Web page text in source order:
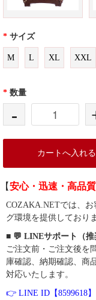
* サイズ
M L XL XXL
* 数量
-
カートへ入れる
【安心・迅速・高品
COZAKA.NETでは、
グ環境を提供しており
■ 💬 LINEサポート（推
ご注文前・ご注文後を
庫確認、納期確認、商
対応いたします。
👉 LINE ID【8599618】